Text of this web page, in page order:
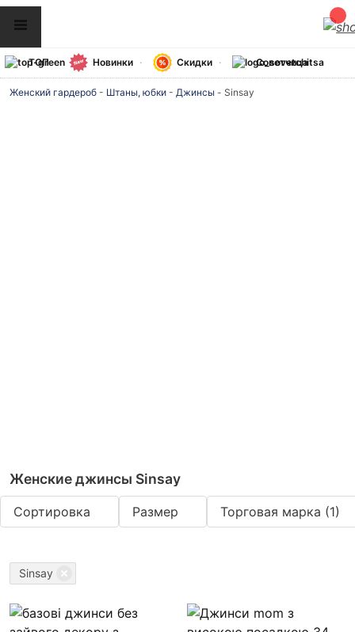
ТОП Новинки Скидки Советчица
Женский гардероб - Штаны, юбки - Джинсы - Sinsay
Женские джинсы Sinsay
Сортировка Размер Торговая марка (1)
Sinsay